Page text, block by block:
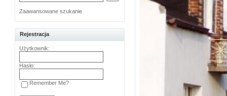
Zaawansowane szukanie
Rejestracja
Użytkownik:
Hasło:
Remember Me?